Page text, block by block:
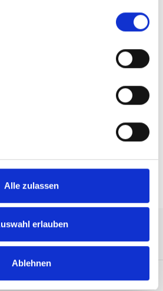
Alle zulassen
erlauben
Ablehnen
Supplies (AC), unmanaged,